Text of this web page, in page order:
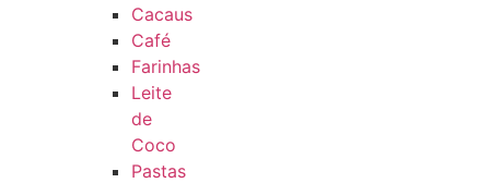
Cacaus
Café
Farinhas
Leite
de
Coco
Pastas